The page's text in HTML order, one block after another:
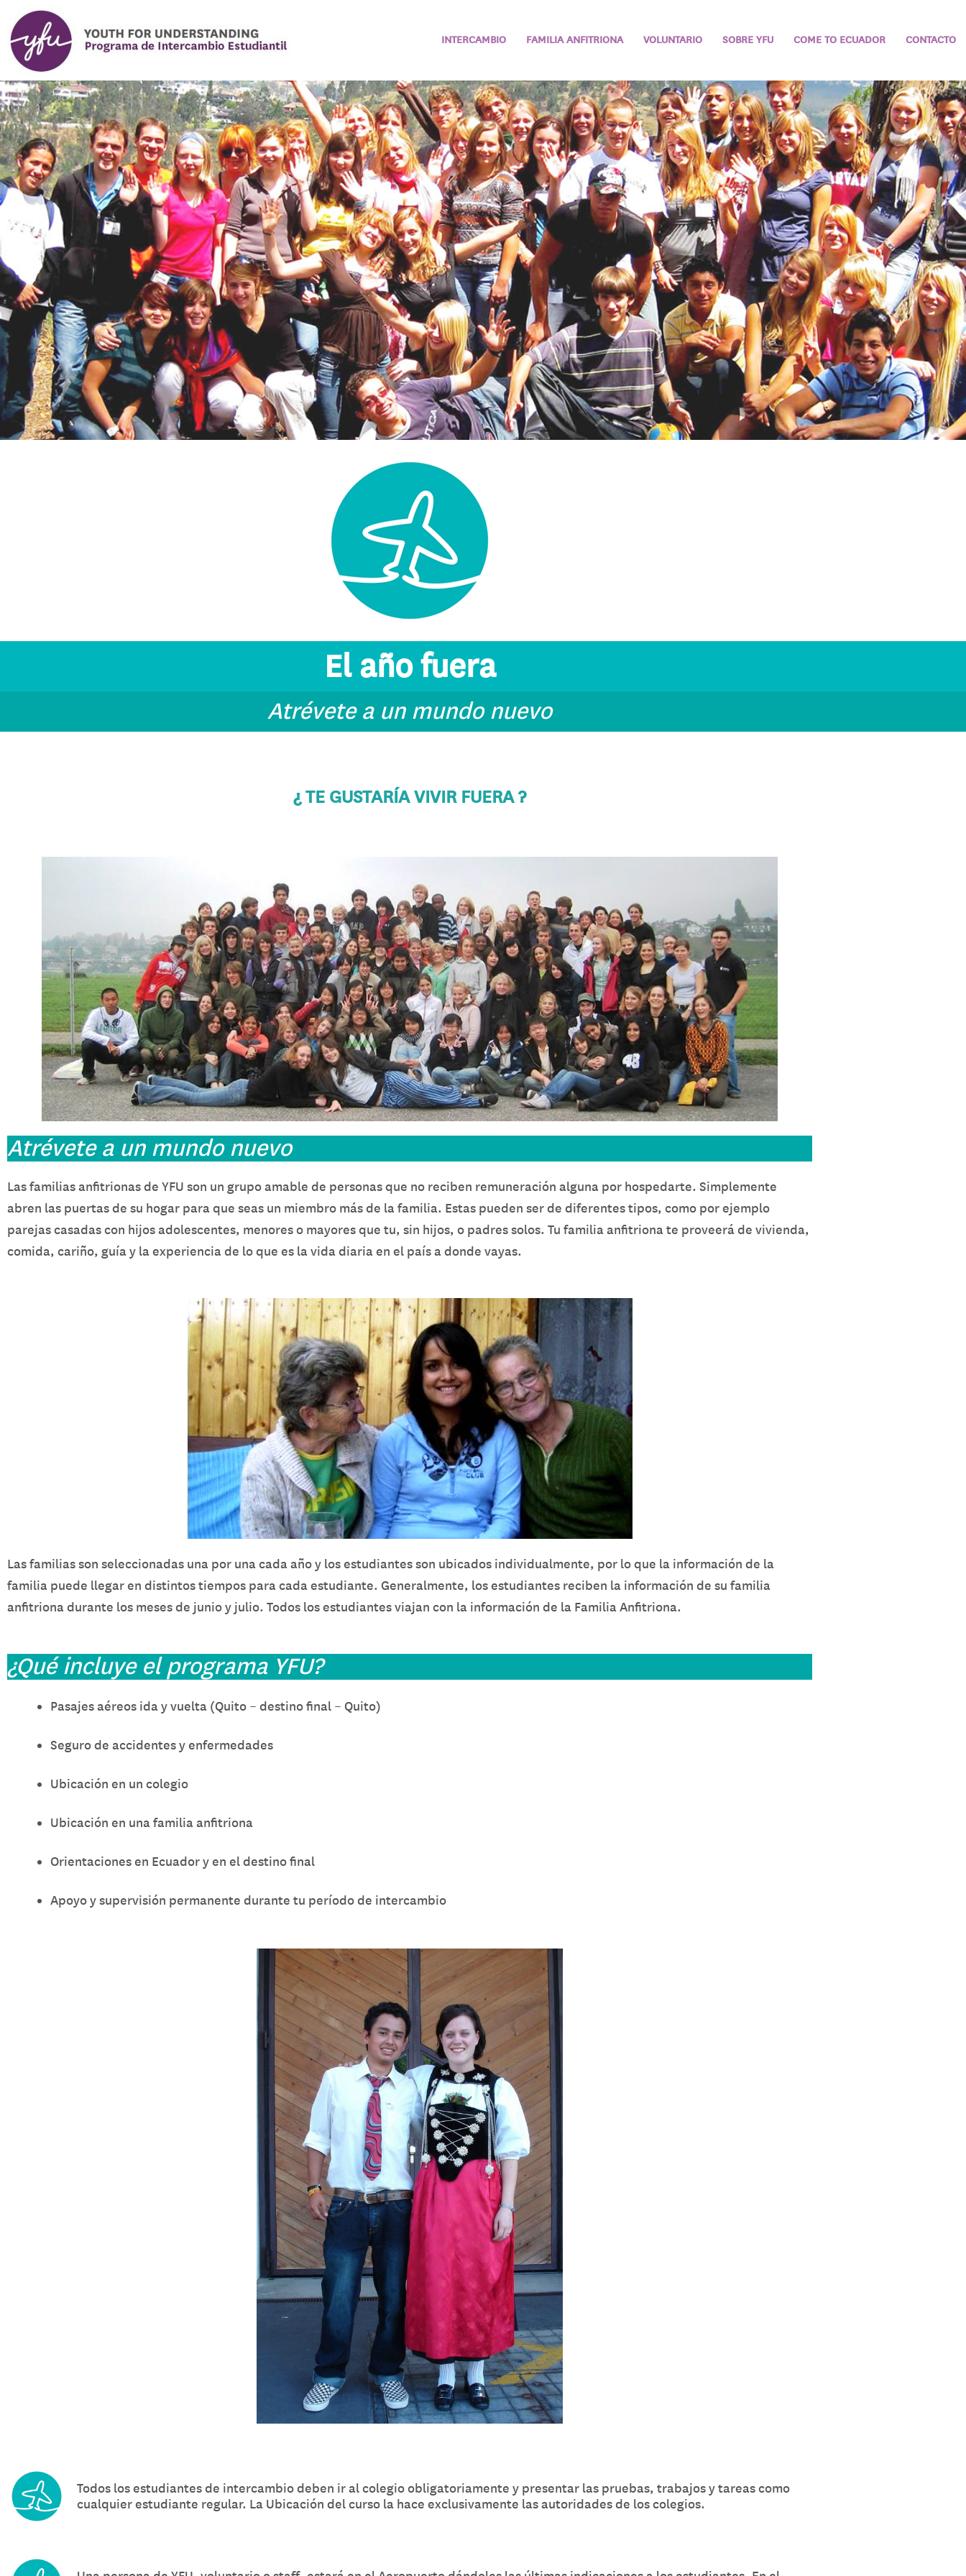
INTERCAMBIO FAMILIA ANFITRIONA VOLUNTARIO SOBRE YFU COME TO ECUADOR CONTACTO
El año fuera
Atrévete a un mundo nuevo
¿ TE GUSTARÍA VIVIR FUERA ?
Atrévete a un mundo nuevo
Las familias anfitrionas de YFU son un grupo amable de personas que no reciben remuneración alguna por hospedarte. Simplemente
abren las puertas de su hogar para que seas un miembro más de la familia. Estas pueden ser de diferentes tipos, como por ejemplo
parejas casadas con hijos adolescentes, menores o mayores que tu, sin hijos, o padres solos. Tu familia anfitriona te proveerá de vivienda,
comida, cariño, guía y la experiencia de lo que es la vida diaria en el país a donde vayas.
Las familias son seleccionadas una por una cada año y los estudiantes son ubicados individualmente, por lo que la información de la
familia puede llegar en distintos tiempos para cada estudiante. Generalmente, los estudiantes reciben la información de su familia
anfitriona durante los meses de junio y julio. Todos los estudiantes viajan con la información de la Familia Anfitriona.
¿Qué incluye el programa YFU?
Pasajes aéreos ida y vuelta (Quito – destino final – Quito)
Seguro de accidentes y enfermedades
Ubicación en un colegio
Ubicación en una familia anfitriona
Orientaciones en Ecuador y en el destino final
Apoyo y supervisión permanente durante tu período de intercambio
Todos los estudiantes de intercambio deben ir al colegio obligatoriamente y presentar las pruebas, trabajos y tareas como
cualquier estudiante regular. La Ubicación del curso la hace exclusivamente las autoridades de los colegios.